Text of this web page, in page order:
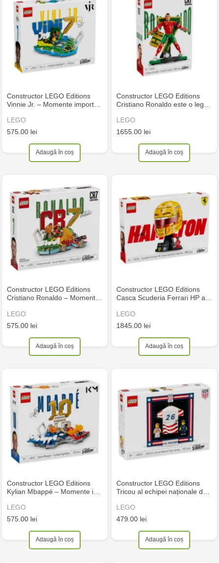
Constructor LEGO Editions
Vinnie Jr. – Momente import…
LEGO
575.00 lei
Adaugă în coș
Constructor LEGO Editions
Cristiano Ronaldo este o leg…
LEGO
1655.00 lei
Adaugă în coș
Constructor LEGO Editions
Cristiano Ronaldo – Moment…
LEGO
575.00 lei
Adaugă în coș
Constructor LEGO Editions
Casca Scuderia Ferrari HP a…
LEGO
1845.00 lei
Adaugă în coș
Constructor LEGO Editions
Kylian Mbappé – Momente i…
LEGO
575.00 lei
Adaugă în coș
Constructor LEGO Editions
Tricou al echipei naționale d…
LEGO
479.00 lei
Adaugă în coș